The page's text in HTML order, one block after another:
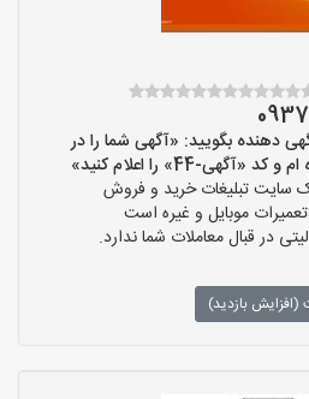
دهنده بگویید: «آگهی شما را در
44» را اعلام کنید»
سایت تبلیغات خرید و فروش
موبایل و غیره است
در قبال معاملات شما ندارد.
(افزایش بازدید)